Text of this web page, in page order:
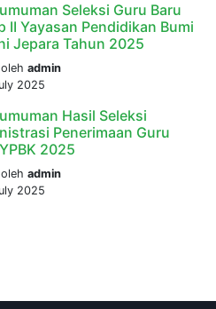
Seleksi Guru Baru
II Yayasan Pendidikan Bumi
Jepara Tahun 2025
olehadmin
2025
Hasil Seleksi
Penerimaan Guru
2025
olehadmin
2025